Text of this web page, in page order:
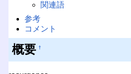
関連語
参考
コメント
概要 †